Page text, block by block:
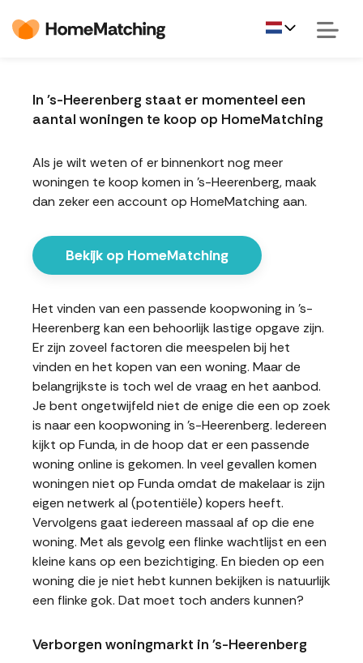
In 's-Heerenberg staat er momenteel een
aantal woningen te koop op HomeMatching
Als je wilt weten of er binnenkort nog meer
woningen te koop komen in 's-Heerenberg, maak
dan zeker een account op HomeMatching aan.
Bekijk op HomeMatching
Het vinden van een passende koopwoning in 's-
Heerenberg kan een behoorlijk lastige opgave zijn.
Er zijn zoveel factoren die meespelen bij het
vinden en het kopen van een woning. Maar de
belangrijkste is toch wel de vraag en het aanbod.
Je bent ongetwijfeld niet de enige die een op zoek
is naar een koopwoning in 's-Heerenberg. Iedereen
kijkt op Funda, in de hoop dat er een passende
woning online is gekomen. In veel gevallen komen
woningen niet op Funda omdat de makelaar is zijn
eigen netwerk al (potentiële) kopers heeft.
Vervolgens gaat iedereen massaal af op die ene
woning. Met als gevolg een flinke wachtlijst en een
kleine kans op een bezichtiging. En bieden op een
woning die je niet hebt kunnen bekijken is natuurlijk
een flinke gok. Dat moet toch anders kunnen?
Verborgen woningmarkt in 's-Heerenberg